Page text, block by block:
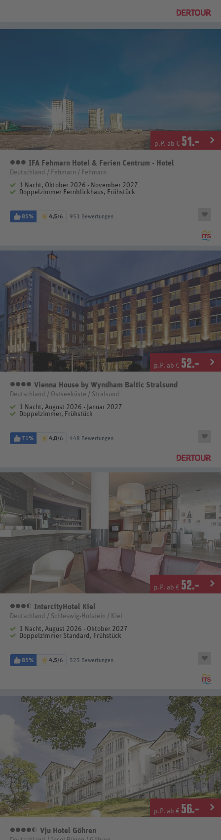
p.P. ab € 51.-
3 Sterne
IFA Fehmarn Hotel & Ferien Centrum - Hotel
Deutschland / Fehmarn / Fehmarn
1 Nacht, Oktober 2026 - November 2027
Doppelzimmer Fernblickhaus, Frühstück
85% 4,5/6 953 Bewertungen
p.P. ab € 52.-
4 Sterne
Vienna House by Wyndham Baltic Stralsund
Deutschland / Ostseeküste / Stralsund
1 Nacht, August 2026 - Januar 2027
Doppelzimmer, Frühstück
71% 4,0/6 448 Bewertungen
p.P. ab € 52.-
3,5 Sterne
IntercityHotel Kiel
Deutschland / Schleswig-Holstein / Kiel
1 Nacht, August 2026 - Oktober 2027
Doppelzimmer Standard, Frühstück
85% 4,5/6 525 Bewertungen
p.P. ab € 56.-
4,5 Sterne
Vju Hotel Göhren